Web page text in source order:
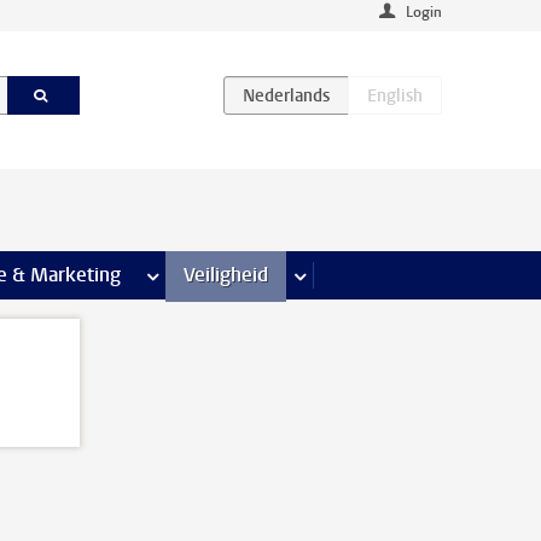
Login
& Marketing meer Communicatie & Marketing pagina’s
Veiligheid meer Veiligheid pagina’s